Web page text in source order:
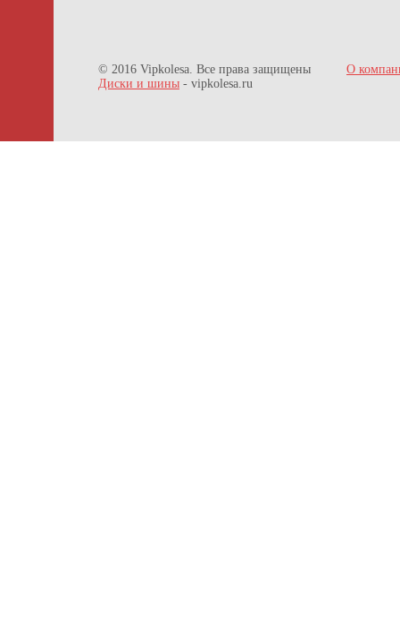
© 2016 Vipkolesa. Все права защищены
Диски и шины - vipkolesa.ru
О